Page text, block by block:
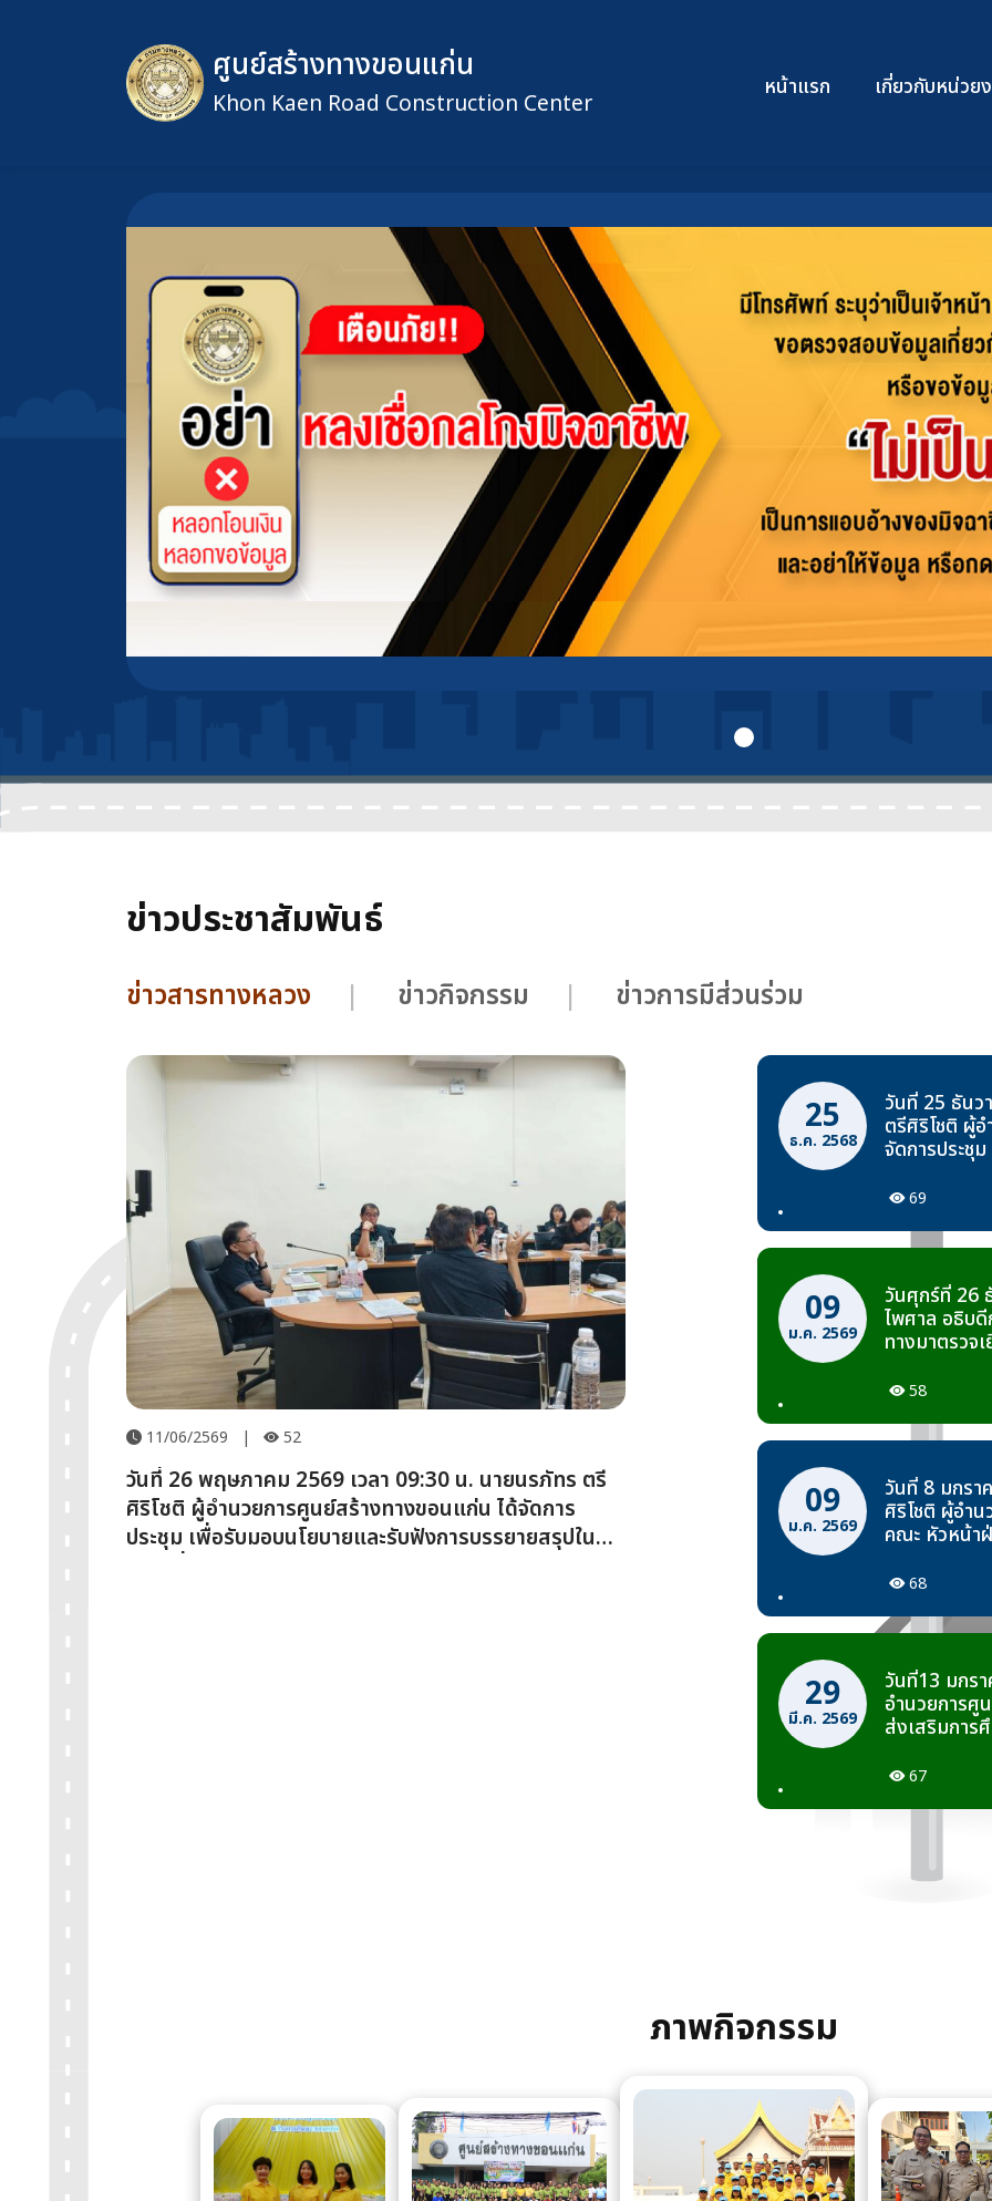
ศูนย์สร้างทางขอนแก่น
Khon Kaen Road Construction Center
หน้าแรก เกี่ยวกับหน่วย
ข่าวประชาสัมพันธ์
ข่าวสารทางหลวง ข่าวกิจกรรม ข่าวการมีส่วนร่วม
11/06/2569 | 52
วันที่ 26 พฤษภาคม 2569 เวลา 09:30 น. นายนรภัทร ตรี
ศิริโชติ ผู้อำนวยการศูนย์สร้างทางขอนแก่น ได้จัดการ
ประชุม เพื่อรับมอบนโยบายและรับฟังการบรรยายสรุปใน
25
ธ.ค. 2568
วันที่ 25 ธันว
ตรีศิริโชติ ผู้
จัดการประชุ
ปีงบประมาณ
69
09
ม.ค. 2569
วันศุกร์ที่ 26
ไพศาล อธิบ
ทางมาตรวจ
รวมถึงโครง
การเดินทาง
58
09
ม.ค. 2569
วันที่ 8 มกรา
ศิริโชติ ผู้อำ
คณะ หัวหน้า
ปฏิบัติงาน ป
68
29
มี.ค. 2569
วันที่13 มกร
อำนวยการศู
ส่งเสริมกา
หน่วยงานศู
67
ภาพกิจกรรม